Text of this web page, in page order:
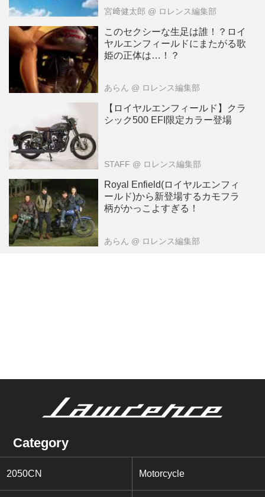
宮﨑健太郎 @ ロレンス編集部
このセクシーな生足は誰！？ロイ
ヤルエンフィールドにまたがる歌
姫の正体は…！？
あらん @ ロレンス編集部
【ロイヤルエンフィールド】クラ
シック500 EFI限定カラー登場
STAFF @ ロレンス編集部
Royal Enfield(ロイヤルエンフィ
ールド)から新登場するカモフラ
柄がかっこよすぎる！
あらん @ ロレンス編集部
Category
2050CN Motorcycle